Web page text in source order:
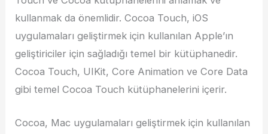
kullanmak da önemlidir. Cocoa Touch, iOS
uygulamaları geliştirmek için kullanılan Apple’ın
geliştiriciler için sağladığı temel bir kütüphanedir.
Cocoa Touch, UIKit, Core Animation ve Core Data
gibi temel Cocoa Touch kütüphanelerini içerir.
Cocoa, Mac uygulamaları geliştirmek için kullanılan